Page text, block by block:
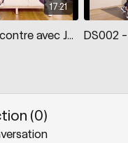
17:21
DS - Rencontre avec Joanie Pietracupa
(0)